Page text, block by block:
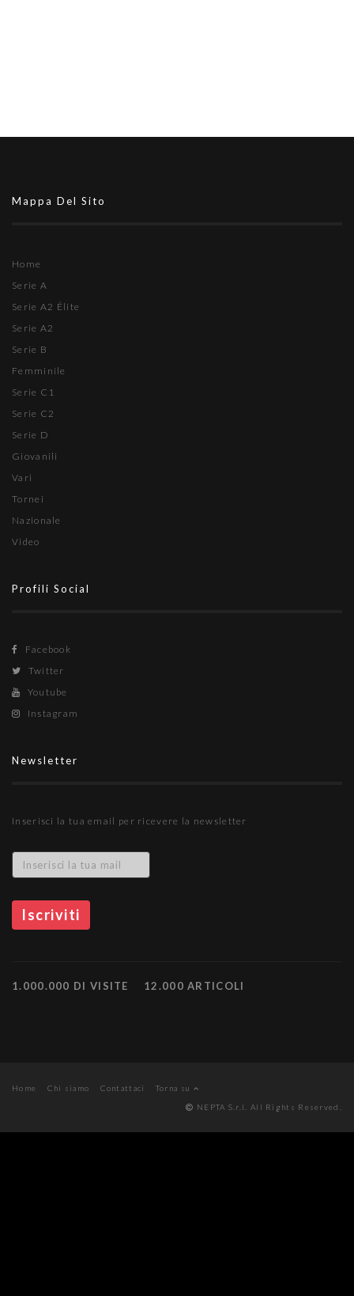
Mappa Del Sito
Home
Serie A
Serie A2 Élite
Serie A2
Serie B
Femminile
Serie C1
Serie C2
Serie D
Giovanili
Vari
Tornei
Nazionale
Video
Profili Social
Facebook
Twitter
Youtube
Instagram
Newsletter
Inserisci la tua email per ricevere la newsletter
1.000.000 DI VISITE 12.000 ARTICOLI
Home Chi siamo Contattaci
Torna su
NEPTA S.r.l. All Rights Reserved.